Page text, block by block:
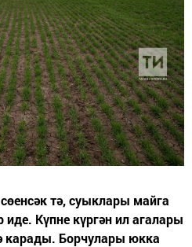
тә, суыклары майга
Күпне күргән ил агалары
карады. Борчулары юкка